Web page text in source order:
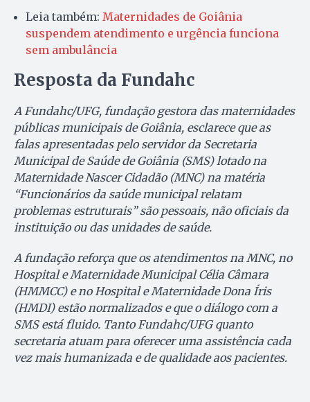
Leia também: Maternidades de Goiânia
suspendem atendimento e urgência funciona
sem ambulância
Resposta da Fundahc
A Fundahc/UFG, fundação gestora das maternidades
públicas municipais de Goiânia, esclarece que as
falas apresentadas pelo servidor da Secretaria
Municipal de Saúde de Goiânia (SMS) lotado na
Maternidade Nascer Cidadão (MNC) na matéria
“Funcionários da saúde municipal relatam
problemas estruturais” são pessoais, não oficiais da
instituição ou das unidades de saúde.
A fundação reforça que os atendimentos na MNC, no
Hospital e Maternidade Municipal Célia Câmara
(HMMCC) e no Hospital e Maternidade Dona Íris
(HMDI) estão normalizados e que o diálogo com a
SMS está fluido. Tanto Fundahc/UFG quanto
secretaria atuam para oferecer uma assistência cada
vez mais humanizada e de qualidade aos pacientes.